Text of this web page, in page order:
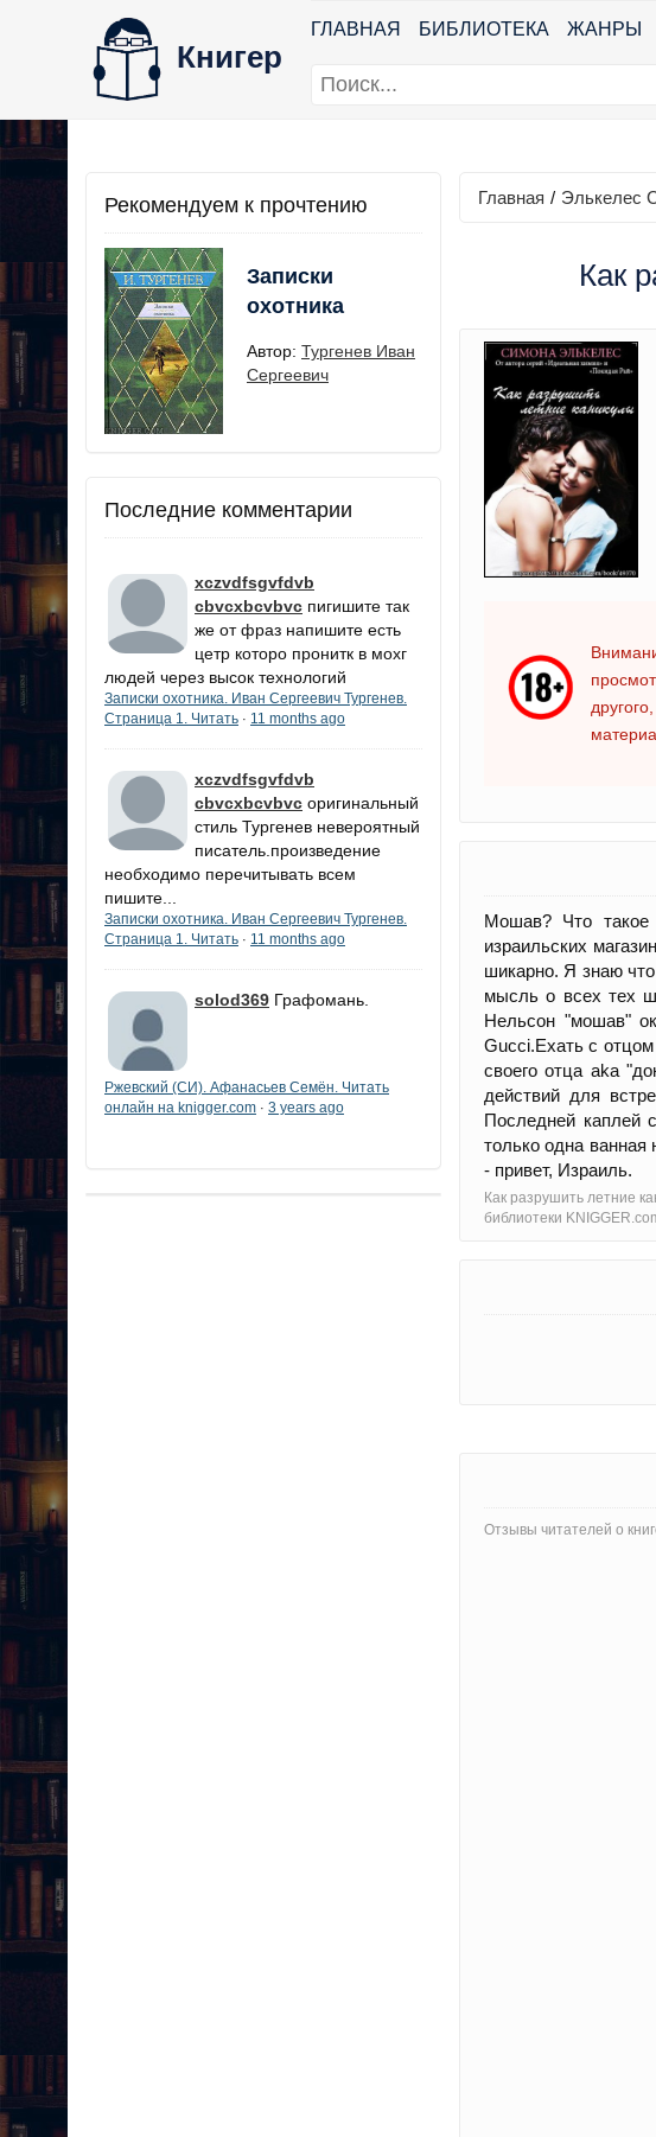
Книгер
ГЛАВНАЯ БИБЛИОТЕКА ЖАНРЫ
Рекомендуем к прочтению
Записки
охотника
Автор: Тургенев Иван
Сергеевич
Последние комментарии
xczvdfsgvfdvb
cbvcxbcvbvc пигишите так
же от фраз напишите есть
цетр которо пронитк в мохг
людей через высок технологий
Записки охотника. Иван Сергеевич Тургенев.
Страница 1. Читать · 11 months ago
xczvdfsgvfdvb
cbvcxbcvbvc оригинальный
стиль Тургенев невероятный
писатель.произведение
необходимо перечитывать всем
пишите...
Записки охотника. Иван Сергеевич Тургенев.
Страница 1. Читать · 11 months ago
solod369 Графомань.
Ржевский (СИ). Афанасьев Семён. Читать
онлайн на knigger.com · 3 years ago
Главная / Элькелес
Как
Мошав? Что
израильских
шикарно. Я знаю
мысль о всех тех
Нельсон "мошав"
Gucci.Ехать с
своего отца aka
действий для
Последней каплей
только одна
- привет, Израиль.
Как разрушить летние
библиотеки
Отзывы читателей о